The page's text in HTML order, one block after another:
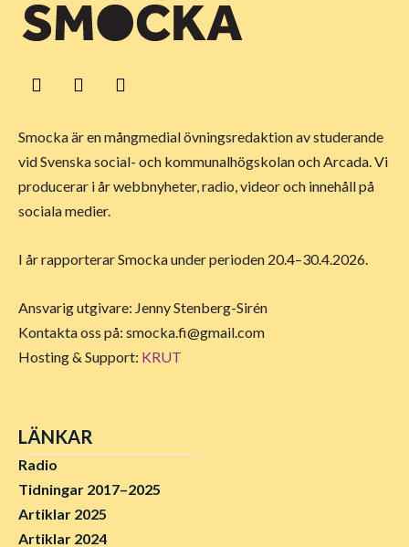
Smocka är en mångmedial övningsredaktion av studerande
vid Svenska social- och kommunalhögskolan och Arcada. Vi
producerar i år webbnyheter, radio, videor och innehåll på
sociala medier.
I år rapporterar Smocka under perioden 20.4–30.4.2026.
Ansvarig utgivare: Jenny Stenberg-Sirén
Kontakta oss på: smocka.fi@gmail.com
Hosting & Support: KRUT
LÄNKAR
Radio
Tidningar 2017–2025
Artiklar 2025
Artiklar 2024